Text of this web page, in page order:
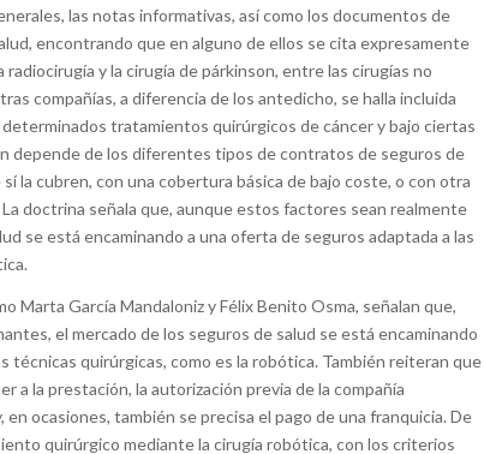
las notas informativas, así como los documentos de
encontrando que en alguno de ellos se cita expresamente
y la cirugía de párkinson, entre las cirugías no
compañías, a diferencia de los antedicho, se halla incluida
tratamientos quirúrgicos de cáncer y bajo ciertas
depende de los diferentes tipos de contratos de seguros de
la cubren, con una cobertura básica de bajo coste, o con otra
doctrina señala que, aunque estos factores sean realmente
se está encaminando a una oferta de seguros adaptada a las
Marta García Mandaloniz y Félix Benito Osma, señalan que,
el mercado de los seguros de salud se está encaminando
técnicas quirúrgicas, como es la robótica. También reiteran que
a la prestación, la autorización previa de la compañía
ocasiones, también se precisa el pago de una franquicia. De
quirúrgico mediante la cirugía robótica, con los criterios